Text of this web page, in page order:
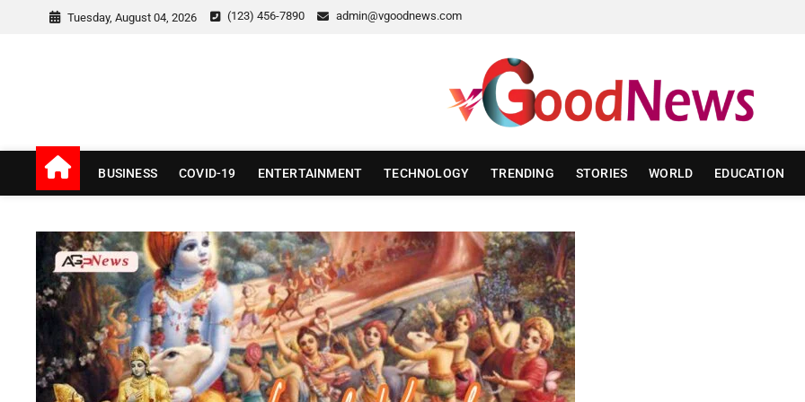
Tuesday, August 04, 2026 (123) 456-7890 admin@vgoodnews.com
v Good News
BUSINESS COVID-19 ENTERTAINMENT TECHNOLOGY TRENDING STORIES WORLD EDUCATION